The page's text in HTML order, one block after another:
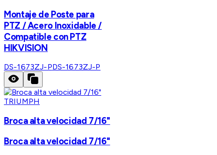
Montaje de Poste para
PTZ / Acero Inoxidable /
Compatible con PTZ
HIKVISION
DS-1673ZJ-PDS-1673ZJ-P
TRIUMPH
Broca alta velocidad 7/16"
Broca alta velocidad 7/16"